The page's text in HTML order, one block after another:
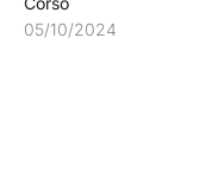
05/10/2024